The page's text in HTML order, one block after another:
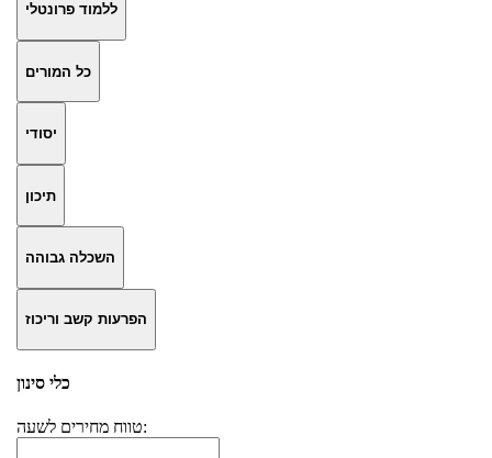
ללמוד פרונטלי
כל המורים
יסודי
תיכון
השכלה גבוהה
הפרעות קשב וריכוז
כלי סינון
טווח מחירים לשעה: